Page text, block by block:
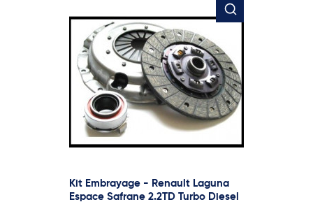
Kit Embrayage - Renault Laguna
Espace Safrane 2.2TD Turbo Diesel